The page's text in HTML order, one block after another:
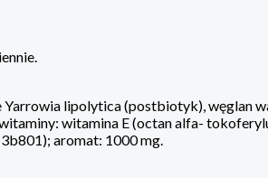
lipolytica (postbiotyk), węglan
witamina E (octan alfa-
aromat: 1000 mg.